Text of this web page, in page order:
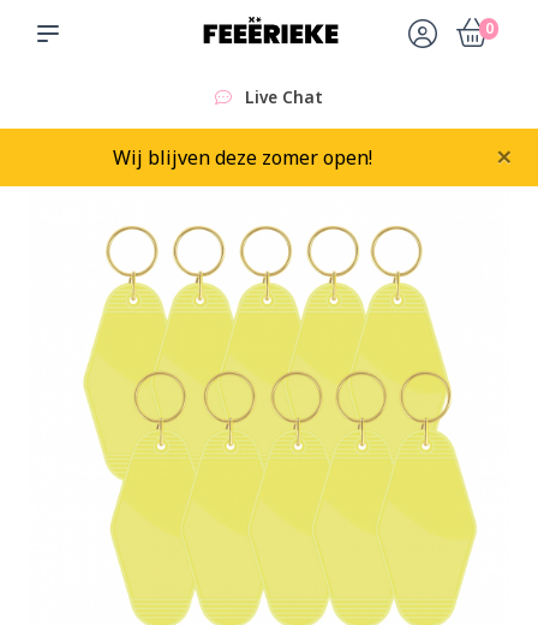
0
Live Chat
Wij blijven deze zomer open! ×